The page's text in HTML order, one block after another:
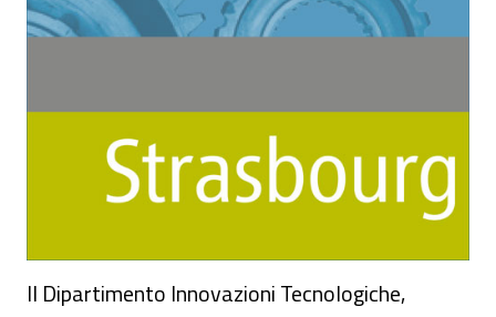
Il Dipartimento Innovazioni Tecnologiche,